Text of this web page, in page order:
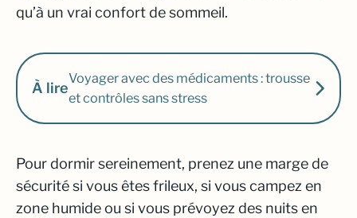
qu’à un vrai confort de sommeil.
À lire
Voyager avec des médicaments : trousse
et contrôles sans stress
Pour dormir sereinement, prenez une marge de
sécurité si vous êtes frileux, si vous campez en
zone humide ou si vous prévoyez des nuits en